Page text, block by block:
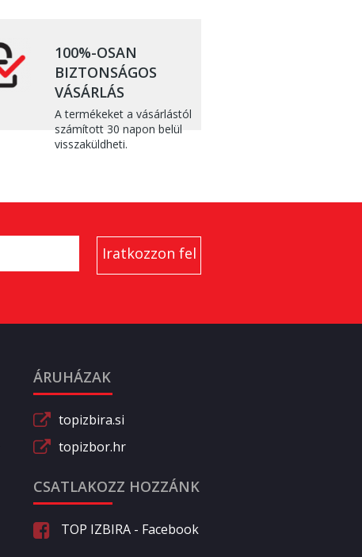
100%-OSAN
BIZTONSÁGOS
VÁSÁRLÁS
A termékeket a vásárlástól
számított 30 napon belül
visszaküldheti.
ÁRUHÁZAK
topizbira.si
topizbor.hr
CSATLAKOZZ HOZZÁNK
TOP IZBIRA - Facebook